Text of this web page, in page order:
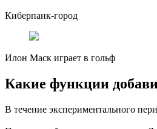
Киберпанк-город
Илон Маск играет в гольф
Какие функции
В течение экспериментального